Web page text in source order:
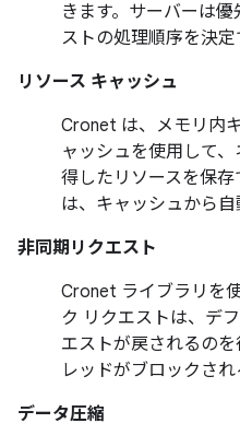
きます。サーバーは
ストの処理順序を決定
リソース キャッシュ
Cronet は、メモリ内
ャッシュを使用して
得したリソースを保
は、キャッシュから自
非同期リクエスト
Cronet ライブラリを
ク リクエストは、デ
エストが戻されるの
レッドがブロックされ
データ圧縮